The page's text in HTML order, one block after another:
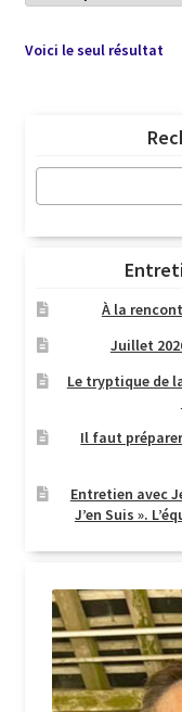
Voici le seul résultat
À la
Juillet
Le tryptique de
Il faut
Entretien avec
J’en Suis ».